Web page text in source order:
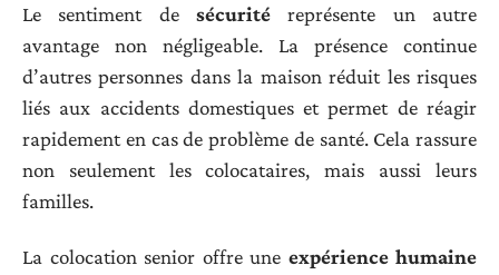
Le sentiment de sécurité représente un autre
avantage non négligeable. La présence continue
d’autres personnes dans la maison réduit les risques
liés aux accidents domestiques et permet de réagir
rapidement en cas de problème de santé. Cela rassure
non seulement les colocataires, mais aussi leurs
familles.
La colocation senior offre une expérience humaine